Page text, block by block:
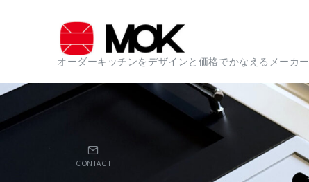
オーダーキッチンをデザインと価格でかなえるメーカー
CONTACT